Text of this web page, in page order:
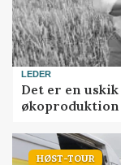
LEDER
Det er en
økoproduktion
HØST-TOUR